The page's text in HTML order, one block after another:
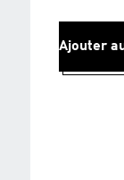
Ajouter